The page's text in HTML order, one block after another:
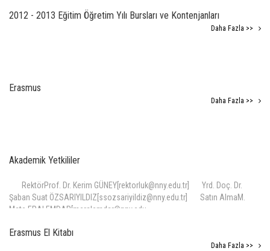
Daha Fazla >>
2012 - 2013 Eğitim Öğretim Yılı Bursları ve Kontenjanları
Daha Fazla >>
Erasmus
Daha Fazla >>
Akademik Yetkililer
RektörProf. Dr. Kerim GÜNEY[rektorluk@nny.edu.tr] Yrd. Doç. Dr.
Şaban Suat ÖZSARIYILDIZ[ssozsariyildiz@nny.edu.tr] Satın AlmaM.
Mete ERALEMDAR[meralemdar@nny.edu.
Erasmus El Kitabı
Daha Fazla >>